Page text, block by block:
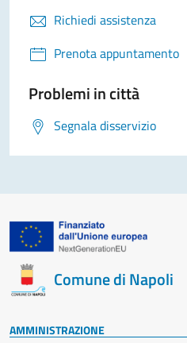
Richiedi assistenza
Prenota appuntamento
Problemi in città
Segnala disservizio
Comune di Napoli
AMMINISTRAZIONE